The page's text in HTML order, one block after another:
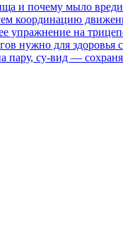
и почему мыло
координацию
упражнение на
нужно для здоровья
пару, су-вид —